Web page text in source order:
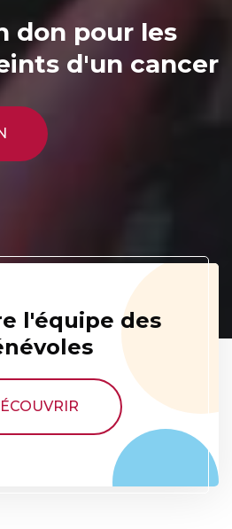
don pour les
d'un cancer
l'équipe des